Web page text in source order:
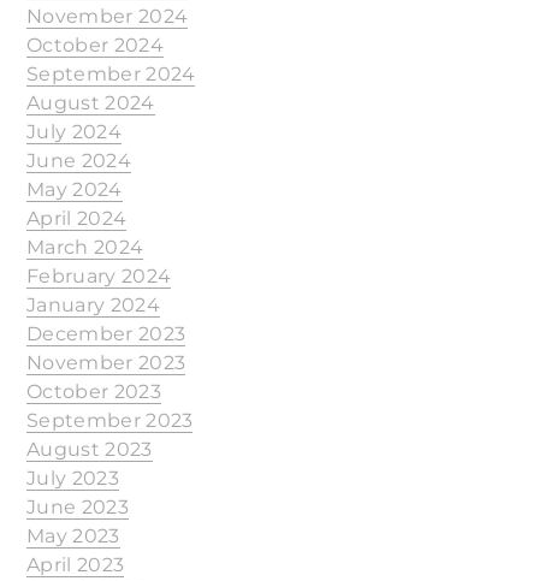
November 2024
October 2024
September 2024
August 2024
July 2024
June 2024
May 2024
April 2024
March 2024
February 2024
January 2024
December 2023
November 2023
October 2023
September 2023
August 2023
July 2023
June 2023
May 2023
April 2023